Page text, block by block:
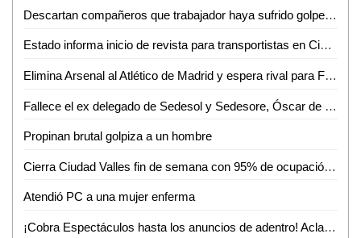
Descartan compañeros que trabajador haya sufrido golpe de calor en gasolinera
Estado informa inicio de revista para transportistas en Ciudad Valles
Elimina Arsenal al Atlético de Madrid y espera rival para Final de la Champions.
Fallece el ex delegado de Sedesol y Sedesore, Óscar de la Cruz Requena
Propinan brutal golpiza a un hombre
Cierra Ciudad Valles fin de semana con 95% de ocupación hotelera y miles de turistas en parajes
Atendió PC a una mujer enferma
¡Cobra Espectáculos hasta los anuncios de adentro! Aclaran dudas a comerciantes de Valles